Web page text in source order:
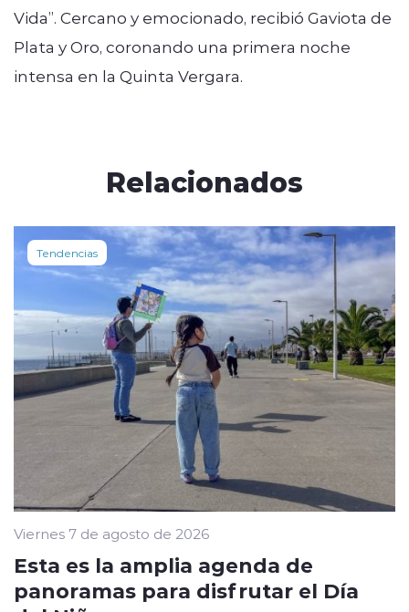
Vida”. Cercano y emocionado, recibió Gaviota de
Plata y Oro, coronando una primera noche
intensa en la Quinta Vergara.
Relacionados
Tendencias
Viernes 7 de agosto de 2026
Esta es la amplia agenda de
panoramas para disfrutar el Día